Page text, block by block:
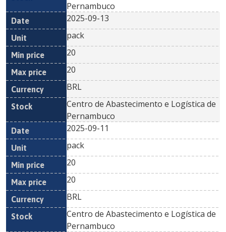
Pernambuco
2025-09-13
pack
20
20
BRL
Centro de Abastecimento e Logística de
Pernambuco
2025-09-11
pack
20
20
BRL
Centro de Abastecimento e Logística de
Pernambuco